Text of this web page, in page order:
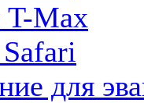
T-Max
для